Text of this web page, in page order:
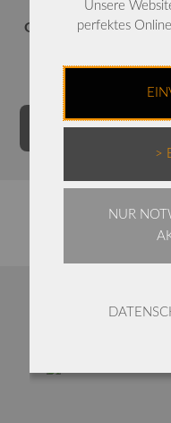
Grössen
ELLi
IN DEN
Unsere
perfektes
>
NUR